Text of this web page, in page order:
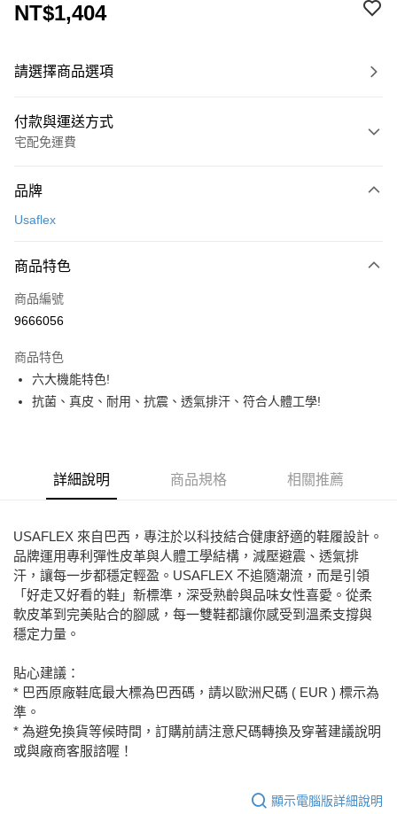
NT$1,404
請選擇商品選項
付款與運送方式
宅配免運費
信用卡一次付款
LINE Pay
Apple Pay
悠遊付
ATM付款
全家取貨付款
7-11取貨付款
每筆NT$80，滿NT$2,000(含以上)免運費
宅配
免運費
付款後門市自取
每筆NT$80，滿NT$2,000(含以上)免運費
品牌
Usaflex
商品特色
商品編號
9666056
商品特色
六大機能特色!
抗菌、真皮、耐用、抗震、透氣排汗、符合人體工學!
詳細說明 商品規格 相關推薦
USAFLEX 來自巴西，專注於以科技結合健康舒適的鞋履設計。
品牌運用專利彈性皮革與人體工學結構，減壓避震、透氣排
汗，讓每一步都穩定輕盈。USAFLEX 不追隨潮流，而是引領
「好走又好看的鞋」新標準，深受熟齡與品味女性喜愛。從柔
軟皮革到完美貼合的腳感，每一雙鞋都讓你感受到溫柔支撐與
穩定力量。
貼心建議：
* 巴西原廠鞋底最大標為巴西碼，請以歐洲尺碼 ( EUR ) 標示為
準。
* 為避免換貨等候時間，訂購前請注意尺碼轉換及穿著建議說明
或與廠商客服諮喔！
顯示電腦版詳細說明